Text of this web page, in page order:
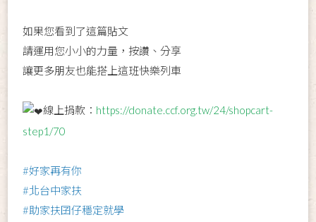
如果您看到了這篇貼文
請運用您小小的力量，按讚、分享
讓更多朋友也能搭上這班快樂列車
線上捐款： https://donate.ccf.org.tw/24/shopcart-
step1/70
#好家再有你
#北台中家扶
#助家扶囝仔穩定就學